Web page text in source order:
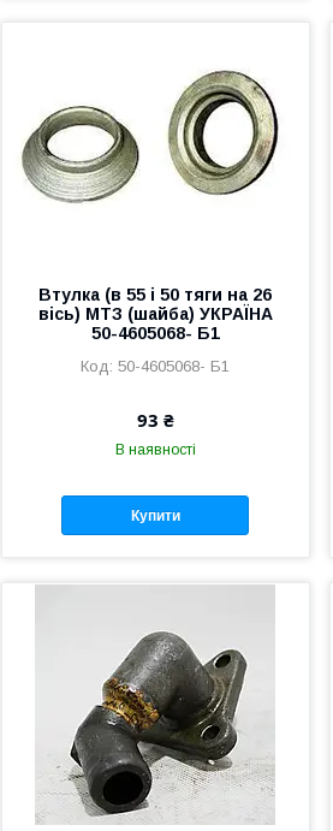
Втулка (в 55 і 50 тяги на 26
вісь) МТЗ (шайба) УКРАЇНА
50-4605068- Б1
50-4605068- Б1
93 ₴
В наявності
Купити